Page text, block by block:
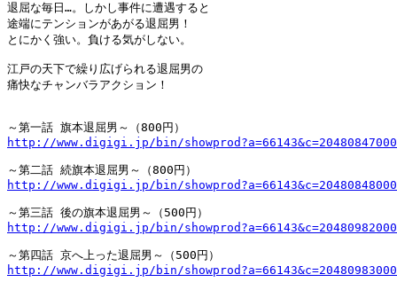
退屈な毎日…。しかし事件に遭遇すると
途端にテンションがあがる退屈男！
とにかく強い。負ける気がしない。
江戸の天下で繰り広げられる退屈男の
痛快なチャンバラアクション！
http://www.digigi.jp/bin/
http://www.digigi.jp/bin/
http://www.digigi.jp/bin/
http://www.digigi.jp/bin/